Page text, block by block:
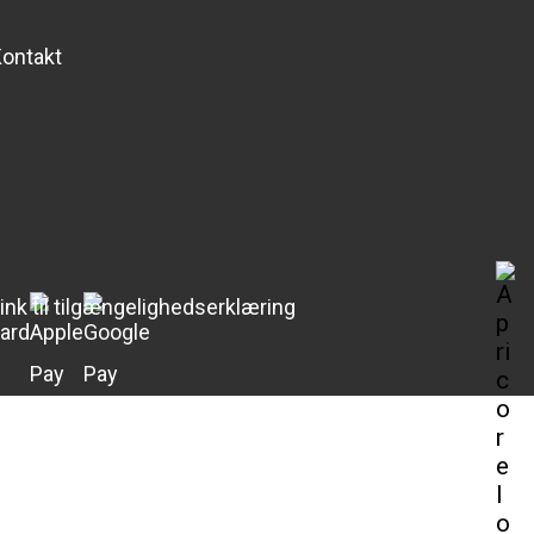
til tilgængelighedserklæring